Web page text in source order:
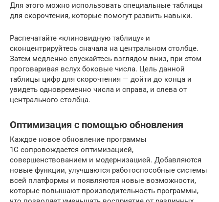
Для этого можно использовать специальные таблицы
для скорочтения, которые помогут развить навыки.
Распечатайте «клиновидную таблицу» и
сконцентрируйтесь сначала на центральном столбце.
Затем медленно спускайтесь взглядом вниз, при этом
проговаривая вслух боковые числа. Цель данной
таблицы цифр для скорочтения — дойти до конца и
увидеть одновременно числа и справа, и слева от
центрального столбца.
Оптимизация с помощью обновления
Каждое новое обновление программы
1С сопровождается оптимизацией,
совершенствованием и модернизацией. Добавляются
новые функции, улучшаются работоспособные системы
всей платформы и появляются новые возможности,
которые повышают производительность программы,